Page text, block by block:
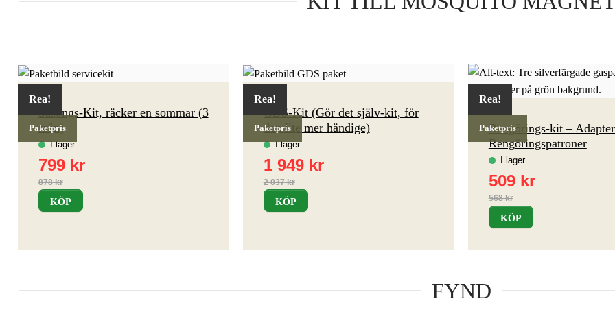
Rea!
Paketpris
Säsongs-Kit, räcker en sommar (3
mån)
KÖP
Rea!
Paketpris
GDS-Kit (Gör det själv-kit, för
den lite mer händige)
KÖP
Rea!
Paketpris
Rengörings-kit –
Rengöringspatroner
KÖP
FYND